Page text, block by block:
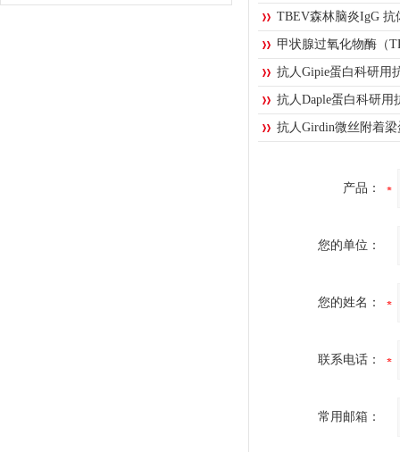
TBEV森林脑炎IgG 抗
甲状腺过氧化物酶（
抗人Gipie蛋白科研用
抗人Daple蛋白科研用
抗人Girdin微丝附着
产品：
您的单位：
您的姓名：
联系电话：
常用邮箱：